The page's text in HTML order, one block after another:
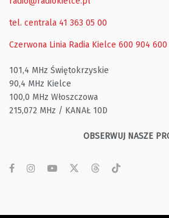
tel. centrala 41 363 05 00
Czerwona Linia Radia Kielce 600 904 600
101,4 MHz Świętokrzyskie
90,4 MHz Kielce
100,0 MHz Włoszczowa
215,072 MHz / KANAŁ 10D
OBSERWUJ NASZE